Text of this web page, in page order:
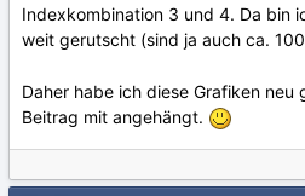
Indexkombination 3 und 4. Da bin
weit gerutscht (sind ja auch ca.
Daher habe ich diese Grafiken neu
Beitrag mit angehängt.